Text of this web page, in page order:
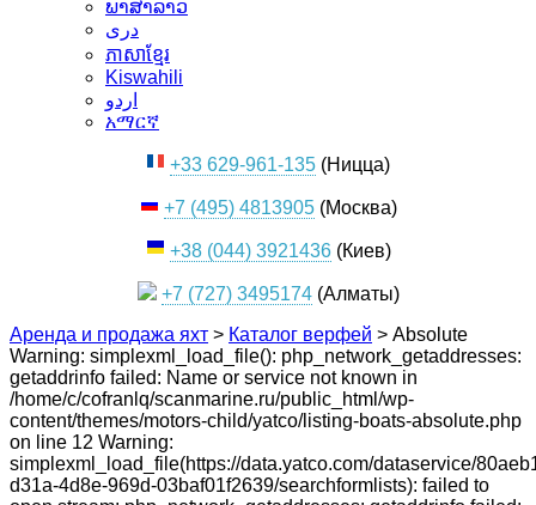
ພາສາລາວ
دری
ភាសាខ្មែរ
Kiswahili
اردو
አማርኛ
+33 629-961-135 (Ницца)
+7 (495) 4813905(Москва)
+38 (044) 3921436(Киев)
+7 (727) 3495174(Алматы)
Аренда и продажа яхт > Каталог верфей > Absolute
Warning: simplexml_load_file(): php_network_getaddresses:
getaddrinfo failed: Name or service not known in
/home/c/cofranlq/scanmarine.ru/public_html/wp-
content/themes/motors-child/yatco/listing-boats-absolute.php
on line 12 Warning:
simplexml_load_file(https://data.yatco.com/dataservice/
d31a-4d8e-969d-03baf01f2639/searchformlists): failed to